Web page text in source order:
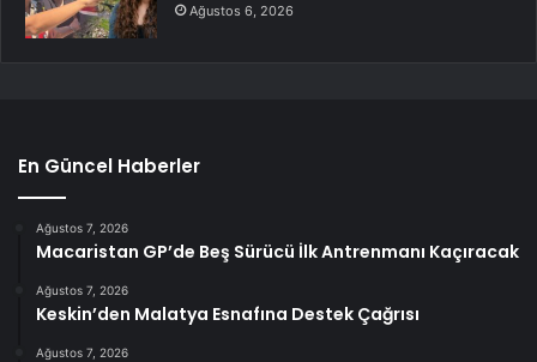
Ağustos 6, 2026
En Güncel Haberler
Ağustos 7, 2026
Macaristan GP’de Beş Sürücü İlk Antrenmanı Kaçıracak
Ağustos 7, 2026
Keskin’den Malatya Esnafına Destek Çağrısı
Ağustos 7, 2026